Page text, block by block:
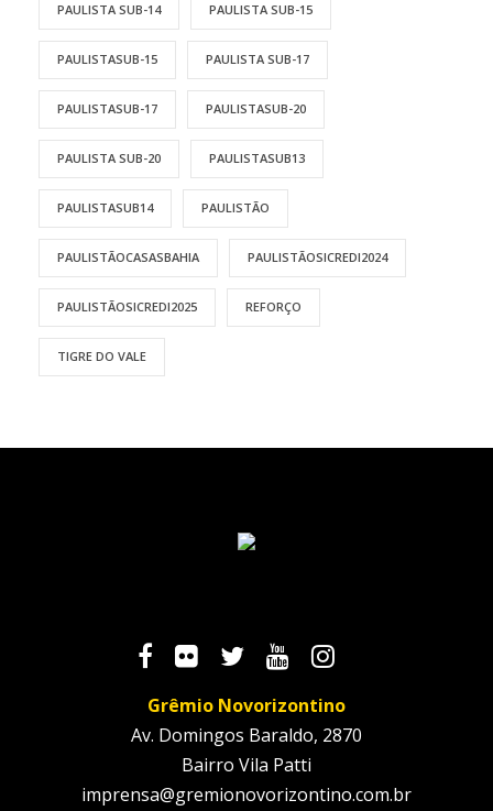
PAULISTA SUB-14 PAULISTA SUB-15
PAULISTASUB-15 PAULISTA SUB-17
PAULISTASUB-17 PAULISTASUB-20
PAULISTA SUB-20 PAULISTASUB13
PAULISTASUB14 PAULISTÃO
PAULISTÃOCASASBAHIA PAULISTÃOSICREDI2024
PAULISTÃOSICREDI2025 REFORÇO
TIGRE DO VALE
Grêmio Novorizontino
Av. Domingos Baraldo, 2870
Bairro Vila Patti
imprensa@gremionovorizontino.com.br